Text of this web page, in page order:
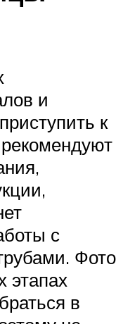
и
к
с
Фото
этапах
в